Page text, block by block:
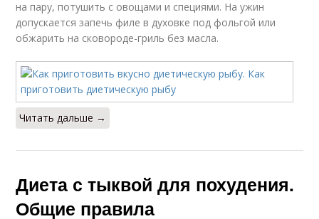
на пару, потушить с овощами и специями. На ужин
допускается запечь филе в духовке под фольгой или
обжарить на сковороде-гриль без масла.
Читать дальше →
Диета с тыквой для похудения.
Общие правила